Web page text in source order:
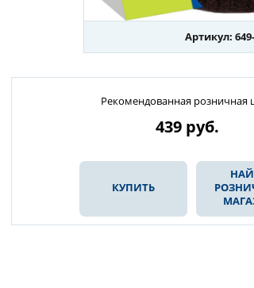
Артикул:
Рекомендованная розничная
439 руб.
КУПИТЬ